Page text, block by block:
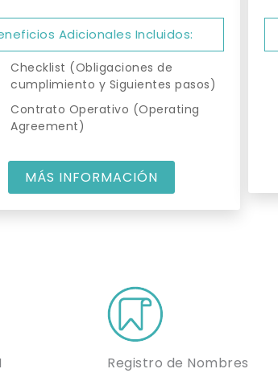
Adicionales Incluidos:
Checklist (Obligaciones de
cumplimiento y Siguientes pasos)
Contrato Operativo (Operating
Agreement)
MÁS INFORMACIÓN
Registro de Nombres